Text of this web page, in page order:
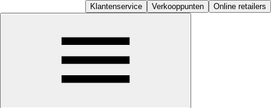
Klantenservice Verkooppunten Online retailers